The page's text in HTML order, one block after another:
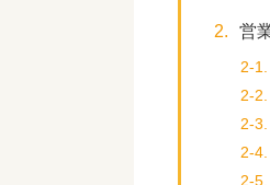
2. 営
2-1.
2-2.
2-3.
2-4.
2-5.